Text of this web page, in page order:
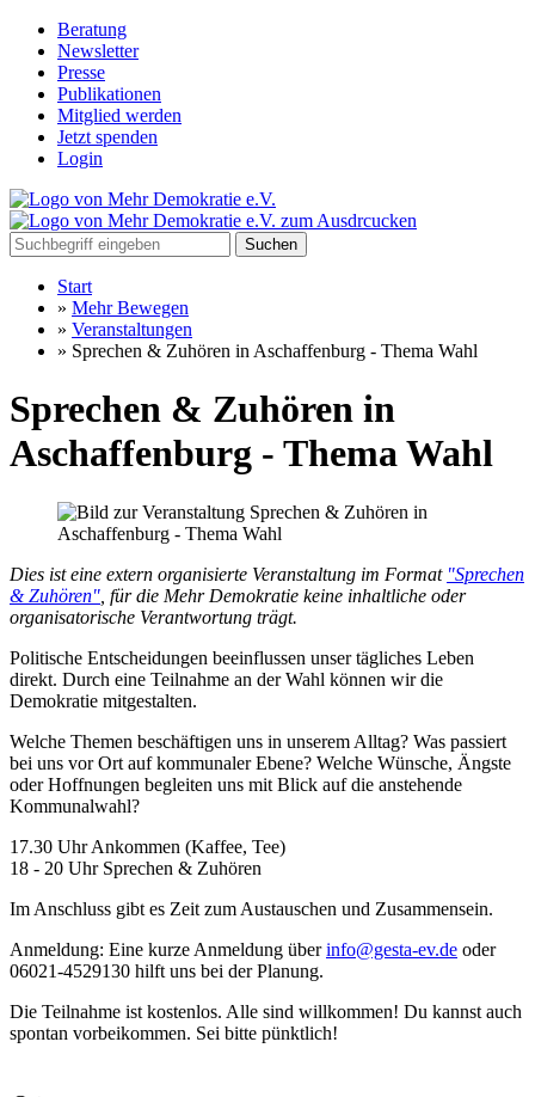
Beratung
Newsletter
Presse
Publikationen
Mitglied werden
Jetzt spenden
Login
Suchen
Start
» Mehr Bewegen
» Veranstaltungen
» Sprechen & Zuhören in Aschaffenburg - Thema Wahl
Sprechen & Zuhören in
Aschaffenburg - Thema Wahl
Dies ist eine extern organisierte Veranstaltung im Format "Sprechen
& Zuhören" , für die Mehr Demokratie keine inhaltliche oder
organisatorische Verantwortung trägt.
Politische Entscheidungen beeinflussen unser tägliches Leben
direkt. Durch eine Teilnahme an der Wahl können wir die
Demokratie mitgestalten.
Welche Themen beschäftigen uns in unserem Alltag? Was passiert
bei uns vor Ort auf kommunaler Ebene? Welche Wünsche, Ängste
oder Hoffnungen begleiten uns mit Blick auf die anstehende
Kommunalwahl?
17.30 Uhr Ankommen (Kaffee, Tee)
18 - 20 Uhr Sprechen & Zuhören
Im Anschluss gibt es Zeit zum Austauschen und Zusammensein.
Anmeldung: Eine kurze Anmeldung überinfo@gesta-ev.de oder
06021-4529130 hilft uns bei der Planung.
Die Teilnahme ist kostenlos. Alle sind willkommen! Du kannst auch
spontan vorbeikommen. Sei bitte pünktlich!